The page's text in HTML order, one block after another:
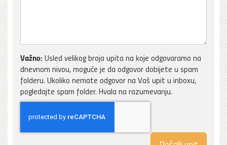
Važno: Usled velikog broja upita na koje odgovaramo na
dnevnom nivou, moguće je da odgovor dobijete u spam
folderu. Ukoliko nemate odgovor na Vaš upit u inboxu,
pogledajte spam folder. Hvala na razumevanju.